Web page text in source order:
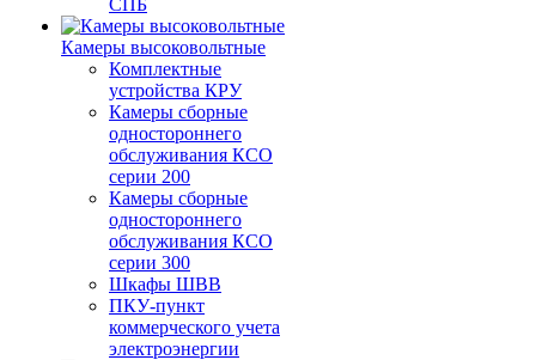
СПБ
Камеры высоковольтные
Комплектные
устройства КРУ
Камеры сборные
одностороннего
обслуживания КСО
серии 200
Камеры сборные
одностороннего
обслуживания КСО
серии 300
Шкафы ШВВ
ПКУ-пункт
коммерческого учета
электроэнергии